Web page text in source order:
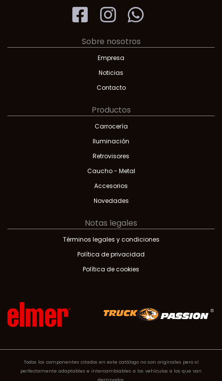
Sobre nosotros
Empresa
Noticias
Contacto
Productos
Carrocería
Iluminación
Retrovisores
Caucho - Metal
Accesorios
Novedades
Notas legales
Términos legales y condiciones
Política de privacidad
Política de cookies
Todos los componentes citados en este catálogo no son originales pero sí
perfectamente adaptables e intercambiables a los vehículos a los que van
destinados.